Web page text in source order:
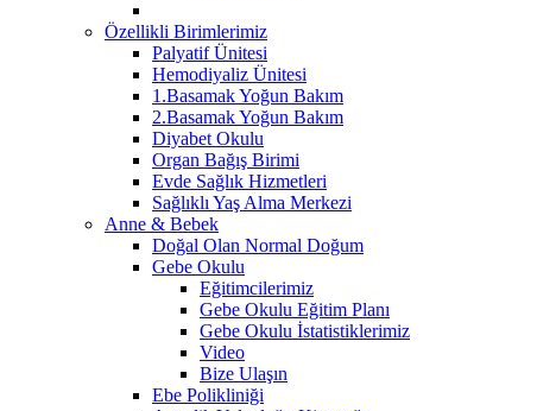
Özellikli Birimlerimiz
Palyatif Ünitesi
Hemodiyaliz Ünitesi
1.Basamak Yoğun Bakım
2.Basamak Yoğun Bakım
Diyabet Okulu
Organ Bağış Birimi
Evde Sağlık Hizmetleri
Sağlıklı Yaş Alma Merkezi
Anne & Bebek
Doğal Olan Normal Doğum
Gebe Okulu
Eğitimcilerimiz
Gebe Okulu Eğitim Planı
Gebe Okulu İstatistiklerimiz
Video
Bize Ulaşın
Ebe Polikliniği